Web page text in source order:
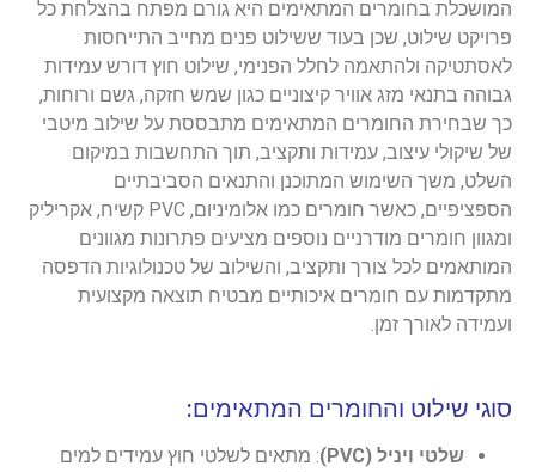
המושכלת בחומרים המתאימים היא גורם מפתח בהצלחת כל
פרויקט שילוט, שכן בעוד ששילוט פנים מחייב התייחסות
לאסתטיקה ולהתאמה לחלל הפנימי, שילוט חוץ דורש עמידות
גבוהה בתנאי מזג אוויר קיצוניים כגון שמש חזקה, גשם ורוחות,
כך שבחירת החומרים המתאימים מתבססת על שילוב מיטבי
של שיקולי עיצוב, עמידות ותקציב, תוך התחשבות במיקום
השלט, משך השימוש המתוכנן והתנאים הסביבתיים
הספציפיים, כאשר חומרים כמו אלומיניום, PVC קשיח, אקריליק
ומגוון חומרים מודרניים נוספים מציעים פתרונות מגוונים
המותאמים לכל צורך ותקציב, והשילוב של טכנולוגיות הדפסה
מתקדמות עם חומרים איכותיים מבטיח תוצאה מקצועית
ועמידה לאורך זמן.
סוגי שילוט והחומרים המתאימים:
שלטי ויניל (PVC)
: מתאים לשלטי חוץ עמידים למים